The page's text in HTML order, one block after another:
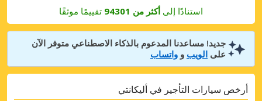
استنادًا إلى أكثر من 94301 تقييمًا موثقًا
جديد! مساعدنا المدعوم بالذكاء الاصطناعي متوفر الآن
على الويب و واتساب
أرخص سيارات التأجير في أليكانتي